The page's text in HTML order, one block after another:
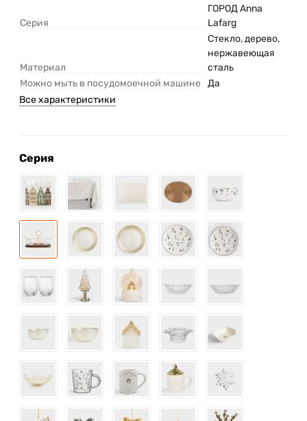
Серия
ГОРОД Anna
Lafarg
Материал
Стекло, дерево,
нержавеющая
сталь
Можно мыть в посудомоечной машине
Да
Все характеристики
Серия